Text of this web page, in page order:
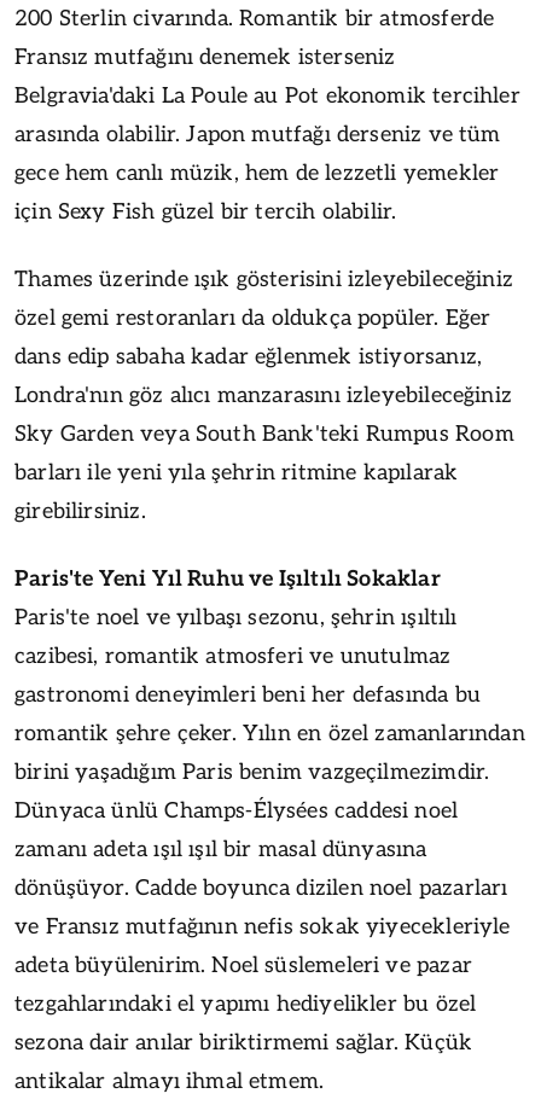
200 Sterlin civarında. Romantik bir atmosferde
Fransız mutfağını denemek isterseniz
Belgravia'daki La Poule au Pot ekonomik tercihler
arasında olabilir. Japon mutfağı derseniz ve tüm
gece hem canlı müzik, hem de lezzetli yemekler
için Sexy Fish güzel bir tercih olabilir.
Thames üzerinde ışık gösterisini izleyebileceğiniz
özel gemi restoranları da oldukça popüler. Eğer
dans edip sabaha kadar eğlenmek istiyorsanız,
Londra'nın göz alıcı manzarasını izleyebileceğiniz
Sky Garden veya South Bank'teki Rumpus Room
barları ile yeni yıla şehrin ritmine kapılarak
girebilirsiniz.
Paris'te Yeni Yıl Ruhu ve Işıltılı Sokaklar
Paris'te noel ve yılbaşı sezonu, şehrin ışıltılı
cazibesi, romantik atmosferi ve unutulmaz
gastronomi deneyimleri beni her defasında bu
romantik şehre çeker. Yılın en özel zamanlarından
birini yaşadığım Paris benim vazgeçilmezimdir.
Dünyaca ünlü Champs-Élysées caddesi noel
zamanı adeta ışıl ışıl bir masal dünyasına
dönüşüyor. Cadde boyunca dizilen noel pazarları
ve Fransız mutfağının nefis sokak yiyecekleriyle
adeta büyülenirim. Noel süslemeleri ve pazar
tezgahlarındaki el yapımı hediyelikler bu özel
sezona dair anılar biriktirmemi sağlar. Küçük
antikalar almayı ihmal etmem.